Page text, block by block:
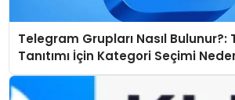
Telegram Grupları Nasıl
Tanıtımı İçin Kategori Seçimi